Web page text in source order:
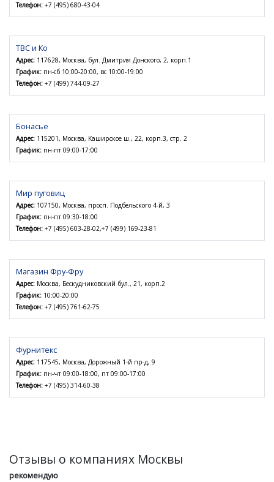
Телефон: +7 (495) 680-43-04
ТВС и Ко
Адрес: 117628, Москва, бул. Дмитрия Донского, 2, корп.1
График: пн-сб 10:00-20:00, вс 10:00-19:00
Телефон: +7 (499) 744-09-27
Бонасье
Адрес: 115201, Москва, Каширское ш., 22, корп.3, стр. 2
График: пн-пт 09:00-17:00
Мир пуговиц
Адрес: 107150, Москва, просп. Подбельского 4-й, 3
График: пн-пт 09:30-18:00
Телефон: +7 (495) 603-28-02,+7 (499) 169-23-81
Магазин Фру-Фру
Адрес: Москва, Бескудниковский бул., 21, корп.2
График: 10:00-20:00
Телефон: +7 (495) 761-62-75
Фурнитекс
Адрес: 117545, Москва, Дорожный 1-й пр-д, 9
График: пн-чт 09:00-18:00, пт 09:00-17:00
Телефон: +7 (495) 314-60-38
Отзывы о компаниях Москвы
рекомендую